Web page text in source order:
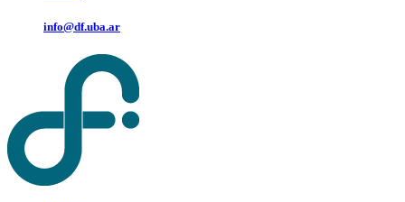
info@df.uba.ar